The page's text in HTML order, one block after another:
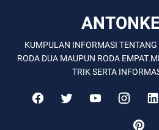
KUMPULAN INFORMASI
RODA DUA MAUPUN RODA
TRIK SERTA